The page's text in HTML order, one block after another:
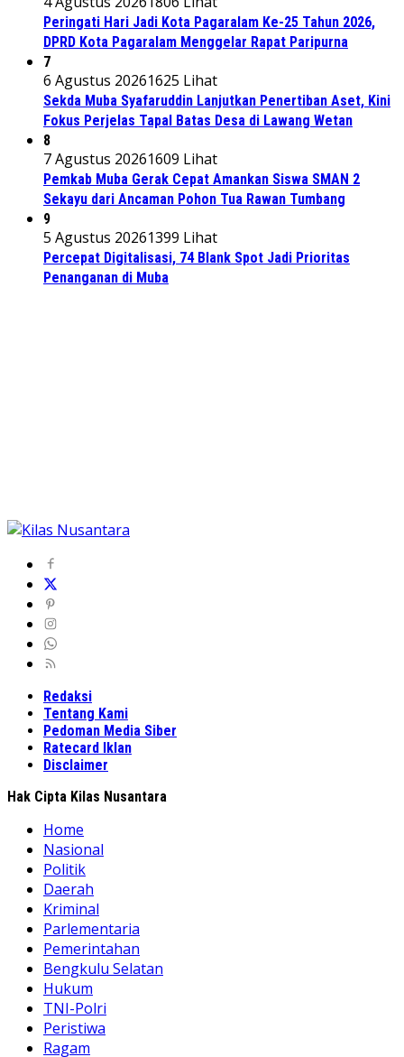
Peringati Hari Jadi Kota Pagaralam Ke-25 Tahun 2026,
DPRD Kota Pagaralam Menggelar Rapat Paripurna
7
6 Agustus 20261625 Lihat
Sekda Muba Syafaruddin Lanjutkan Penertiban Aset, Kini
Fokus Perjelas Tapal Batas Desa di Lawang Wetan
8
7 Agustus 20261609 Lihat
Pemkab Muba Gerak Cepat Amankan Siswa SMAN 2
Sekayu dari Ancaman Pohon Tua Rawan Tumbang
9
5 Agustus 20261399 Lihat
Percepat Digitalisasi, 74 Blank Spot Jadi Prioritas
Penanganan di Muba
Redaksi
Tentang Kami
Pedoman Media Siber
Ratecard Iklan
Disclaimer
Hak Cipta Kilas Nusantara
Home
Nasional
Politik
Daerah
Kriminal
Parlementaria
Pemerintahan
Bengkulu Selatan
Hukum
TNI-Polri
Peristiwa
Ragam